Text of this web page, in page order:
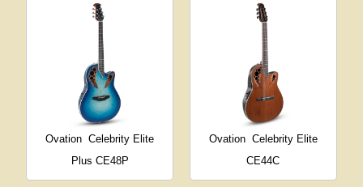
Ovation Celebrity Elite
Plus CE48P
Ovation Celebrity Elite
CE44C